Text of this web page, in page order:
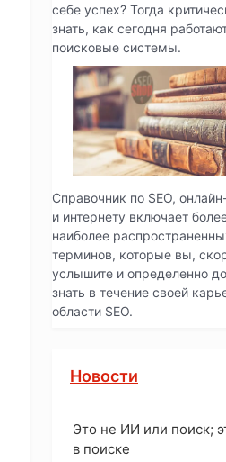
себе успех? Тогда
знать, как сегодня
поисковые системы.
Справочник по SEO,
и интернету включает
наиболее
терминов, которые вы,
услышите и определенно
знать в течение своей
области SEO.
Новости
Это не ИИ или поиск;
в поиске